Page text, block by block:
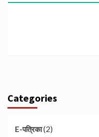
Categories
E-पत्रिका(2)